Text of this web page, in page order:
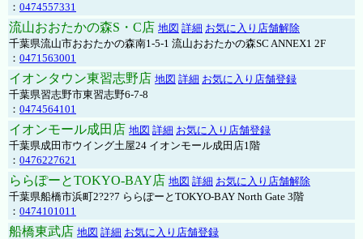
： 0474557331
流山おおたかの森S・C店 地図 詳細 お気に入り店舗解除
千葉県流山市おおたかの森南1-5-1 流山おおたかの森SC ANNEX1 2F
： 0471563001
イオンタウン東習志野店 地図 詳細 お気に入り店舗登録
千葉県習志野市東習志野6-7-8
： 0474564101
イオンモール成田店 地図 詳細 お気に入り店舗登録
千葉県成田市ウイング土屋24 イオンモール成田店1階
： 0476227621
ららぽーとTOKYO-BAY店 地図 詳細 お気に入り店舗解除
千葉県船橋市浜町2?2?7 ららぽーとTOKYO-BAY North Gate 3階
： 0474101011
船橋東武店 地図 詳細 お気に入り店舗登録